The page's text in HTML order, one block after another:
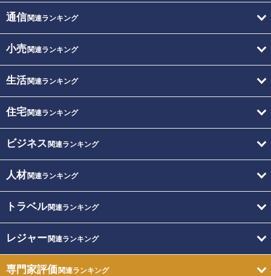
通信関連ランキング
小売関連ランキング
生活関連ランキング
住宅関連ランキング
ビジネス 関連ランキング
人材関連ランキング
トラベル関連ランキング
レジャー関連ランキング
専門家評価関連ランキング